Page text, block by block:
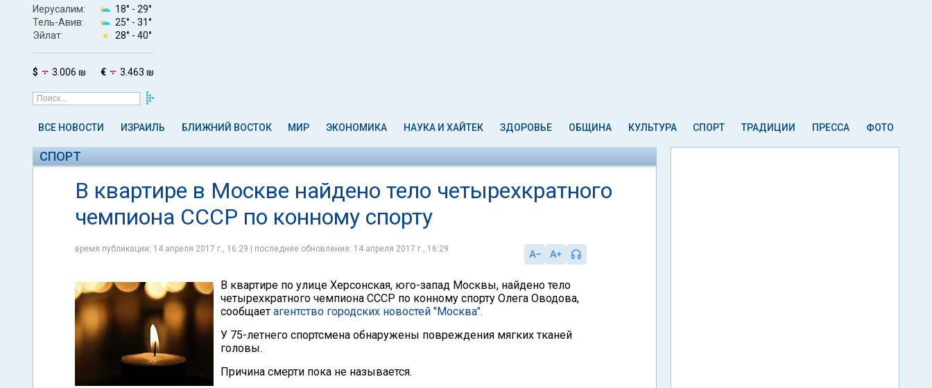
Иерусалим: 18° - 29°
Тель-Авив:
25° - 31°
Эйлат:
28° - 40°
$ 3.006 ₪ € 3.463 ₪
ВСЕ НОВОСТИ ИЗРАИЛЬ БЛИЖНИЙ ВОСТОК МИР ЭКОНОМИКА НАУКА И ХАЙТЕК ЗДОРОВЬЕ ОБЩИНА КУЛЬТУРА СПОРТ ТРАДИЦИИ ПРЕССА ФОТО
СПОРТ
В квартире в Москве найдено тело четырехкратного
чемпиона СССР по конному спорту
время публикации: 14 апреля 2017 г., 16:29 | последнее обновление: 14 апреля 2017 г., 16:29
В квартире по улице Херсонская, юго-запад Москвы, найдено тело
четырехкратного чемпиона СССР по конному спорту Олега Оводова,
сообщает агентство городских новостей "Москва".
У 75-летнего спортсмена обнаружены повреждения мягких тканей
головы.
Причина смерти пока не называется.